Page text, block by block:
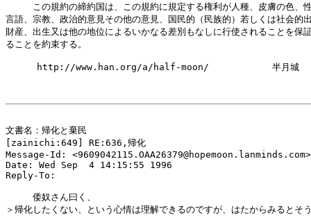
この規約の締約国は、この規約に規定する権利が人種、皮膚の色、
言語、宗教、政治的意見その他の意見、国民的（民族的）若しくは社会的
財産、出生又は他の地位によるいかなる差別もなしに行使されることを保
ることを約束する。
    　http://www.han.org/a/half-moon/　　　　　　　半月城
文書名：帰化と棄民
[zainichi:649] RE:636,帰化
Message-Id: <9609042115.OAA26379@hopemoon.lanminds.com>
Date: Wed Sep  4 14:15:55 1996
Reply-To:
倭奴さん曰く、
＞帰化したくない、という心情は理解できるのですが、はたからみるとそ